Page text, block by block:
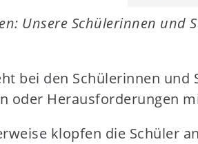
Unsere Schülerinnen
bei den Schülerinnen und
oder Herausforderungen
klopfen die Schüler